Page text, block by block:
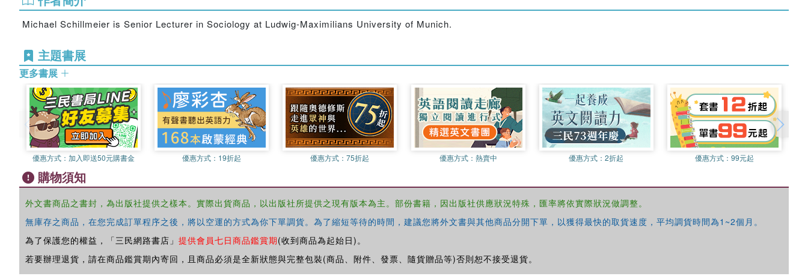
Michael Schillmeier is Senior Lecturer in Sociology at Ludwig-Maximilians University of Munich.
主題書展
更多書展
優惠方式： 加入即送50元購書金 優惠方式： 19折起 優惠方式：75折起 優惠方式： 熱賣中 優惠方式：2折起 優惠方式：99元起
購物須知
外文書商品之書封，為出版社提供之樣本。實際出貨商品，以出版社所提供之現有版本為主。部份書籍，因出版社供應狀況特殊，匯率將依實際狀況做調整。
無庫存之商品，在您完成訂單程序之後，將以空運的方式為你下單調貨。為了縮短等待的時間，建議您將外文書與其他商品分開下單，以獲得最快的取貨速度，平均調貨時間為1~2個月。
為了保護您的權益，「三民網路書店」 提供會員七日商品鑑賞期(收到商品為起始日)。
若要辦理退貨，請在商品鑑賞期內寄回，且商品必須是全新狀態與完整包裝(商品、附件、發票、隨貨贈品等)否則恕不接受退貨。